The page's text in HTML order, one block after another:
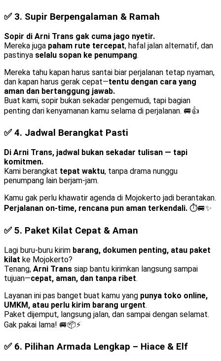
✅ 3. Supir Berpengalaman & Ramah
Sopir di Arni Trans gak cuma jago nyetir.
Mereka juga paham rute tercepat, hafal jalan alternatif, dan
pastinya selalu sopan ke penumpang.
Mereka tahu kapan harus santai biar perjalanan tetap nyaman,
dan kapan harus gerak cepat—tentu dengan cara yang
aman dan bertanggung jawab.
Buat kami, sopir bukan sekadar pengemudi, tapi bagian
penting dari kenyamanan kamu selama di perjalanan. 🚐👍
✅ 4. Jadwal Berangkat Pasti
Di Arni Trans, jadwal bukan sekadar tulisan — tapi
komitmen.
Kami berangkat tepat waktu, tanpa drama nunggu
penumpang lain berjam-jam.
Kamu gak perlu khawatir agenda di Mojokerto jadi berantakan.
Perjalanan on-time, rencana pun aman terkendali. ⏱️🚐✨
✅ 5. Paket Kilat Cepat & Aman
Lagi buru-buru kirim barang, dokumen penting, atau paket
kilat ke Mojokerto?
Tenang, Arni Trans siap bantu kirimkan langsung sampai
tujuan—cepat, aman, dan tanpa ribet.
Layanan ini pas banget buat kamu yang punya toko online,
UMKM, atau perlu kirim barang urgent.
Paket dijemput, langsung jalan, dan sampai dengan selamat.
Gak pakai lama! 🚐📦⚡
✅ 6. Pilihan Armada Lengkap – Hiace & Elf